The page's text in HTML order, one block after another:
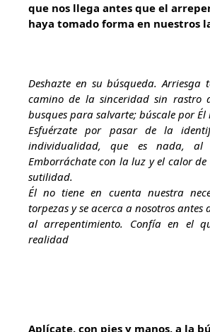
que nos llega antes que el
haya tomado forma en nuestros
Deshazte en su búsqueda. Arriesga
camino de la sinceridad sin rastro
busques para salvarte; búscale por Él
Esfuérzate por pasar de la
individualidad, que es nada, al
Emborráchate con la luz y el calor
sutilidad.
Él no tiene en cuenta nuestra
torpezas y se acerca a nosotros antes
al arrepentimiento. Confía en el
realidad
Aplícate, con pies y manos, a la